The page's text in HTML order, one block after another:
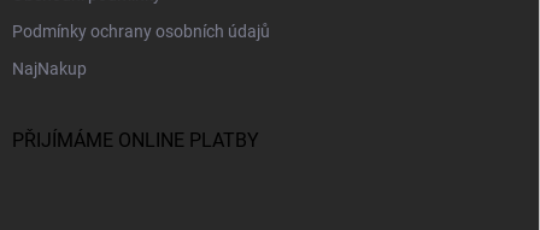
Podmínky ochrany osobních údajů
NajNakup
PŘIJÍMÁME ONLINE PLATBY